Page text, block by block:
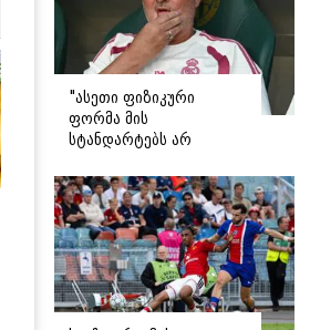
"ასეთი ფიზიკური
ფორმა მის
სტანდარტებს არ
მოურინიომ "რეალის"
ახალწვეული
გააკრიტიკა